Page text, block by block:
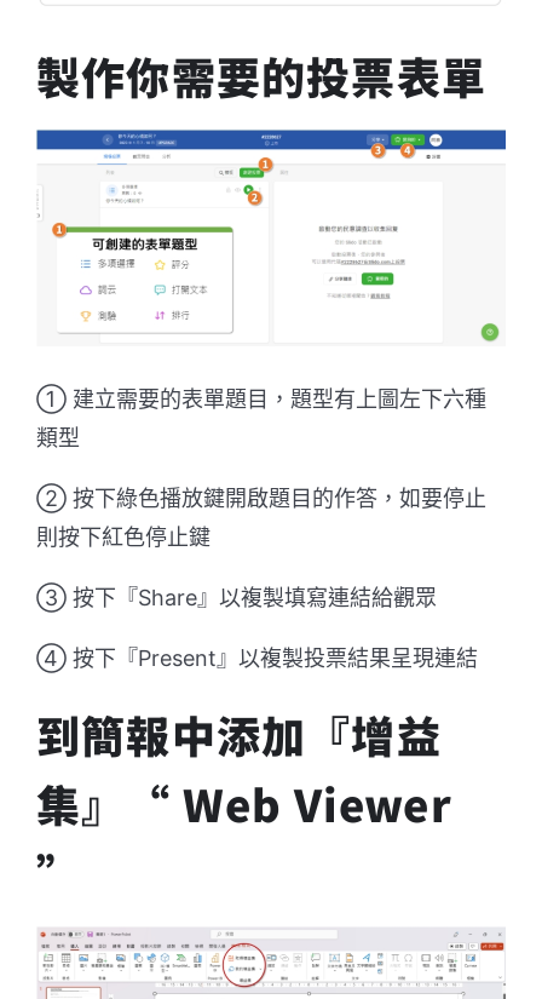
製作你需要的投票表單
① 建立需要的表單題目，題型有上圖左下六種
類型
② 按下綠色播放鍵開啟題目的作答，如要停止
則按下紅色停止鍵
③ 按下『Share』以複製填寫連結給觀眾
④ 按下『Present』以複製投票結果呈現連結
到簡報中添加『增益
集』“ Web Viewer
”